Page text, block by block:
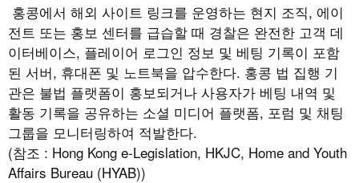
홍콩에서 해외 사이트 링크를 운영하는 현지 조직, 에이
전트 또는 홍보 센터를 급습할 때 경찰은 완전한 고객 데
이터베이스, 플레이어 로그인 정보 및 베팅 기록이 포함
된 서버, 휴대폰 및 노트북을 압수한다. 홍콩 법 집행 기
관은 불법 플랫폼이 홍보되거나 사용자가 베팅 내역 및
활동 기록을 공유하는 소셜 미디어 플랫폼, 포럼 및 채팅
그룹을 모니터링하여 적발한다.
(참조 : Hong Kong e-Legislation, HKJC, Home and Youth
Affairs Bureau (HYAB))